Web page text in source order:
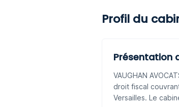
Profil du
Présentation
VAUGHAN
droit fiscal
Versailles. Le